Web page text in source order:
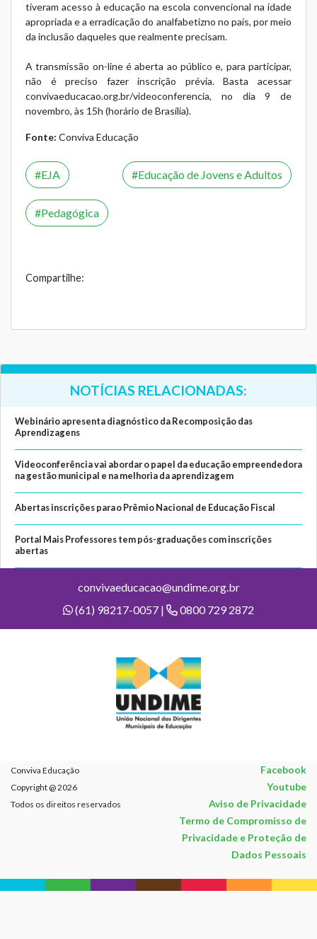
tiveram acesso à educação na escola convencional na idade
apropriada e a erradicação do analfabetizno no país, por meio
da inclusão daqueles que realmente precisam.
A transmissão on-line é aberta ao público e, para participar,
não é preciso fazer inscrição prévia. Basta acessar
convivaeducacao.org.br/videoconferencia, no dia 9 de
novembro, às 15h (horário de Brasília).
Fonte: Conviva Educação
EJA Educação de Jovens e Adultos
Pedagógica
Compartilhe:
NOTÍCIAS RELACIONADAS:
Webinário apresenta diagnóstico da Recomposição das
Aprendizagens
Videoconferência vai abordar o papel da educação empreendedora
na gestão municipal e na melhoria da aprendizagem
Abertas inscrições para o Prêmio Nacional de Educação Fiscal
Portal Mais Professores tem pós-graduações com inscrições
abertas
convivaeducacao@undime.org.br
(61) 98217-0057 |
0800 729 2872
Conviva Educação Facebook
Copyright @ 2026 Youtube
Todos os direitos reservados
Aviso de Privacidade
Termo de Compromisso de
Privacidade e Proteção de
Dados Pessoais